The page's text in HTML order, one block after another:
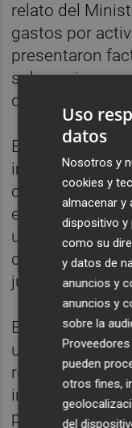
relato del
gastos por
presentaron
subvenciones
que se
El Servef
importes que
castellonense
empresas de
un
devolución al
julio de 2014.
Esa partida
un fraude
responsables
instaron a la
pronunciarse
Uso
datos
Nosotros y
cookies y
almacenar y
dispositivo y
como su
y datos de
anuncios y
anuncios y
sobre la
pueden
otros fines,
del